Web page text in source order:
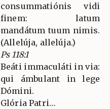
consummatiónis vidi
finem: latum
mandátum tuum nimis.
(Allelúja, allelúja.)
Ps 118:1
Beáti immaculáti in via:
qui ámbulant in lege
Dómini.
Glória Patri…